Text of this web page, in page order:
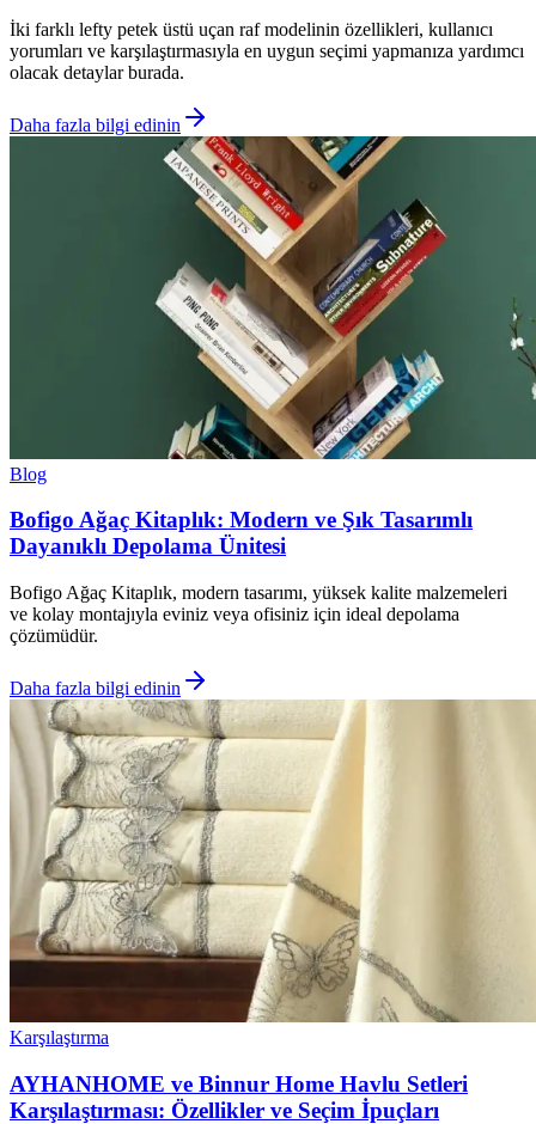
İki farklı lefty petek üstü uçan raf modelinin özellikleri, kullanıcı
yorumları ve karşılaştırmasıyla en uygun seçimi yapmanıza yardımcı
olacak detaylar burada.
Daha fazla bilgi edinin
Blog
Bofigo Ağaç Kitaplık: Modern ve Şık Tasarımlı
Dayanıklı Depolama Ünitesi
Bofigo Ağaç Kitaplık, modern tasarımı, yüksek kalite malzemeleri
ve kolay montajıyla eviniz veya ofisiniz için ideal depolama
çözümüdür.
Daha fazla bilgi edinin
Karşılaştırma
AYHANHOME ve Binnur Home Havlu Setleri
Karşılaştırması: Özellikler ve Seçim İpuçları